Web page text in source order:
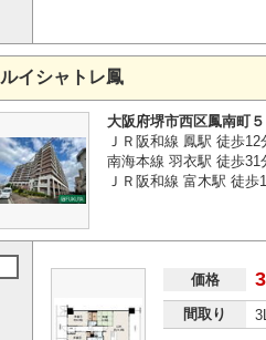
ルイシャトレ鳳
大阪府堺市西区鳳南町５
ＪＲ阪和線 鳳駅 徒歩12
南海本線 羽衣駅 徒歩31
ＪＲ阪和線 富木駅 徒歩
価格
間取り